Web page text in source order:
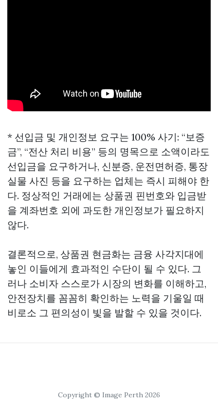
* 선입금 및 개인정보 요구는 100% 사기: “보증
금”, “전산 처리 비용” 등의 명목으로 소액이라도
선입금을 요구하거나, 신분증, 운전면허증, 통장
실물 사진 등을 요구하는 업체는 즉시 피해야 한
다. 정상적인 거래에는 상품권 핀번호와 입금받
을 계좌번호 외에 과도한 개인정보가 필요하지
않다.
결론적으로, 상품권 현금화는 금융 사각지대에
놓인 이들에게 효과적인 수단이 될 수 있다. 그
러나 소비자 스스로가 시장의 변화를 이해하고,
안전장치를 꼼꼼히 확인하는 노력을 기울일 때
비로소 그 편의성이 빛을 발할 수 있을 것이다.
Copyright © Image Perth 2026